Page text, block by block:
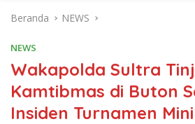
Beranda NEWS
NEWS
Wakapolda Sultra
Kamtibmas di Buton
Insiden Turnamen